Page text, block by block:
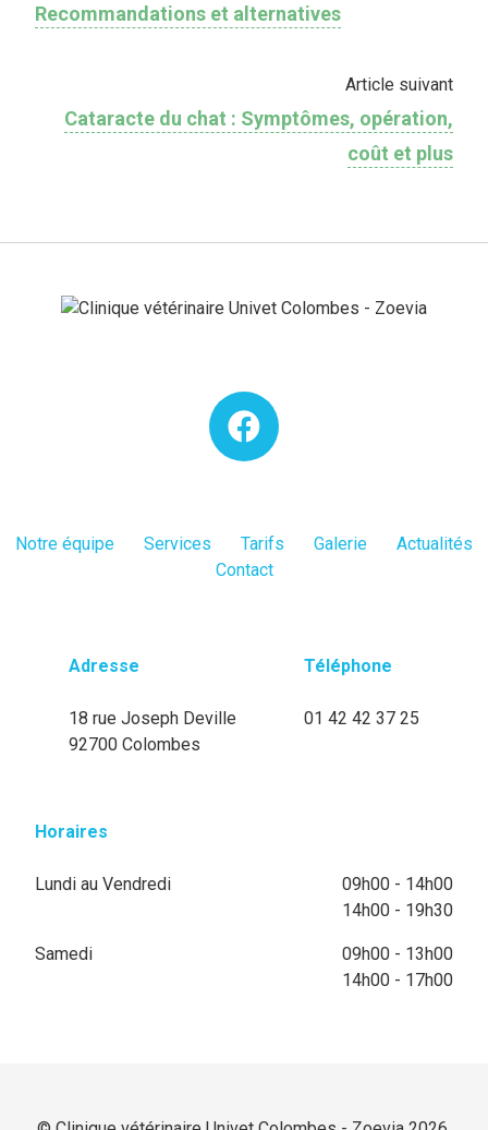
Recommandations et alternatives
Article suivant
Cataracte du chat : Symptômes, opération,
coût et plus
Notre équipe Services Tarifs Galerie
Actualités
Contact
Adresse
18 rue Joseph Deville
92700 Colombes
Téléphone
01 42 42 37 25
Horaires
Lundi au Vendredi
09h00 - 14h00
14h00 - 19h30
Samedi
09h00 - 13h00
14h00 - 17h00